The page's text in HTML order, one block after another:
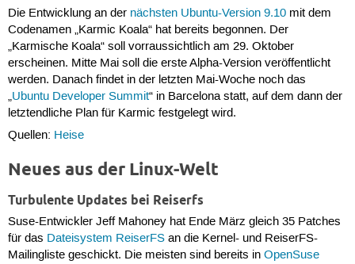
Die Entwicklung an der nächsten Ubuntu-Version 9.10mit dem
Codenamen „Karmic Koala“ hat bereits begonnen. Der
„Karmische Koala“ soll vorraussichtlich am 29. Oktober
erscheinen. Mitte Mai soll die erste Alpha-Version veröffentlicht
werden. Danach findet in der letzten Mai-Woche noch das
„Ubuntu Developer Summit“ in Barcelona statt, auf dem dann der
letztendliche Plan für Karmic festgelegt wird.
Quellen: Heise
Neues aus der Linux-Welt
Turbulente Updates bei Reiserfs
Suse-Entwickler Jeff Mahoney hat Ende März gleich 35 Patches
für das Dateisystem ReiserFSan die Kernel- und ReiserFS-
Mailingliste geschickt. Die meisten sind bereits in OpenSuse